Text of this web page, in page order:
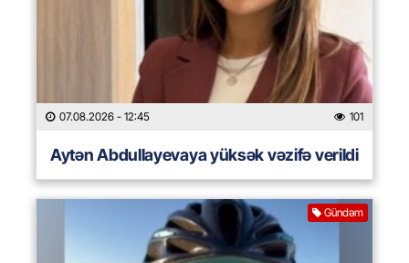
07.08.2026 - 12:45 101
Aytən Abdullayevaya yüksək vəzifə verildi
Gündəm